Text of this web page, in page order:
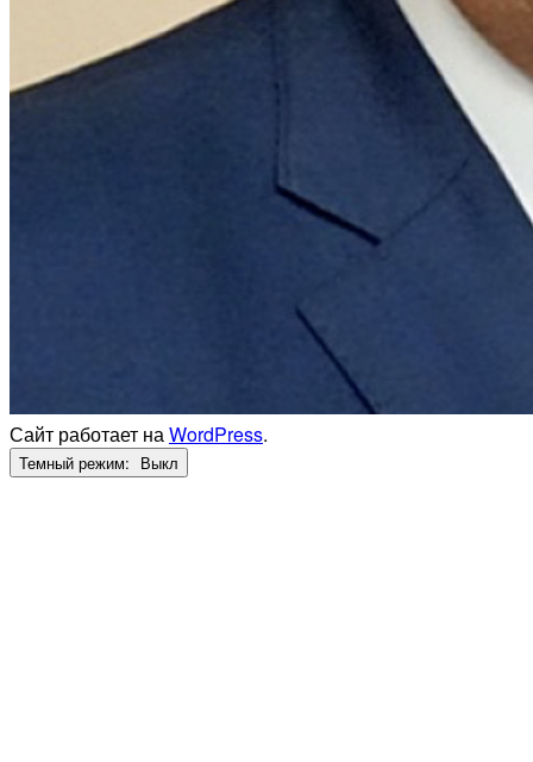
Сайт работает наWordPress.
Темный режим: